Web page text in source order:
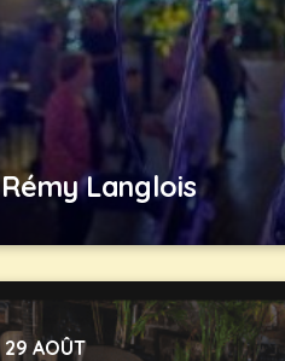
Rémy Langlois
29 AOÛT